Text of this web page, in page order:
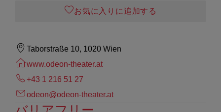
お気に入りに追加する
Taborstraße 10, 1020 Wien
www.odeon-theater.at
+43 1 216 51 27
odeon@odeon-theater.at